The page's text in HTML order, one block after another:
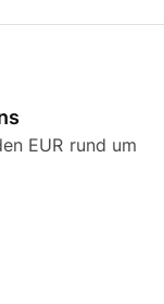
EUR rund um